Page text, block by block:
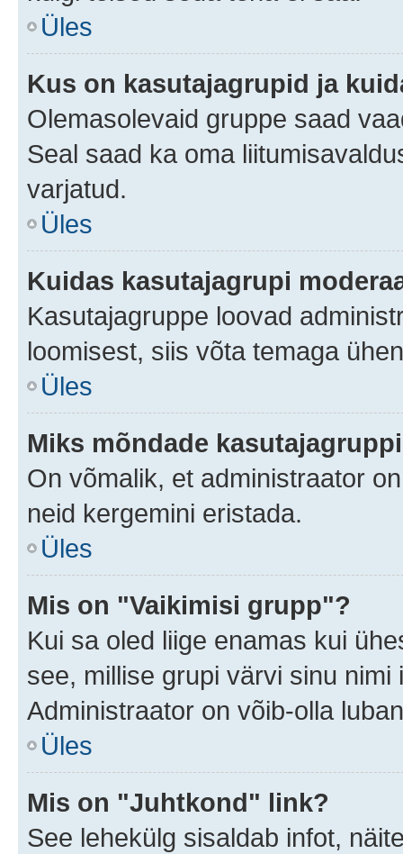
Üles
Kus on kasutajagrupid ja
Olemasolevaid gruppe saad
Seal saad ka oma
varjatud.
Üles
Kuidas kasutajagrupi
Kasutajagruppe loovad
loomisest, siis võta temaga
Üles
Miks mõndade
On võmalik, et administraator
neid kergemini eristada.
Üles
Mis on "Vaikimisi grupp"?
Kui sa oled liige enamas kui
see, millise grupi värvi sinu
Administraator on võib-olla
Üles
Mis on "Juhtkond" link?
See lehekülg sisaldab infot,